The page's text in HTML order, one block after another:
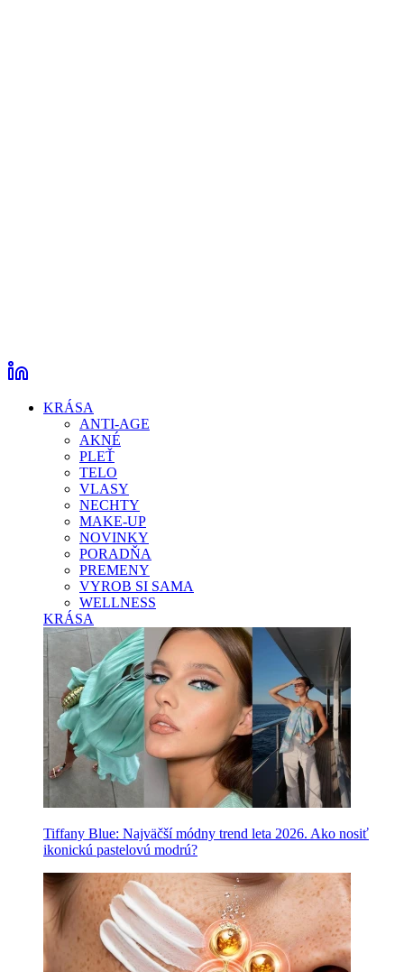
KRÁSA
ANTI-AGE
AKNÉ
PLEŤ
TELO
VLASY
NECHTY
MAKE-UP
NOVINKY
PORADŇA
PREMENY
VYROB SI SAMA
WELLNESS
KRÁSA
Tiffany Blue: Najväčší módny trend leta 2026. Ako nosiť
ikonickú pastelovú modrú?